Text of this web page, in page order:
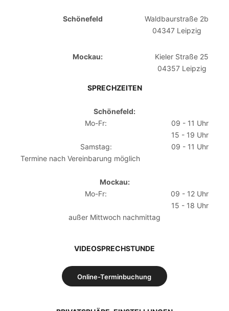
Schönefeld
Waldbaurstraße 2b
04347 Leipzig
Mockau:
Kieler Straße 25
04357 Leipzig
SPRECHZEITEN
Schönefeld:
Mo-Fr:
09 - 11 Uhr
15 - 19 Uhr
Samstag:
09 - 11 Uhr
Termine nach Vereinbarung möglich
Mockau:
Mo-Fr:
09 - 12 Uhr
15 - 18 Uhr
außer Mittwoch nachmittag
VIDEOSPRECHSTUNDE
Online-Terminbuchung